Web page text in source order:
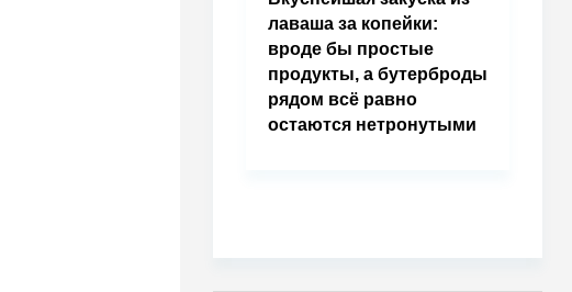
лаваша за копейки:
вроде бы простые
продукты, а бутерброды
рядом всё равно
остаются нетронутыми